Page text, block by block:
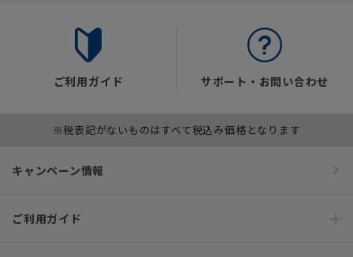
ご利用ガイド サポート・お問い合わせ
※税表記がないものはすべて税込み価格となります
キャンペーン情報
ご利用ガイド